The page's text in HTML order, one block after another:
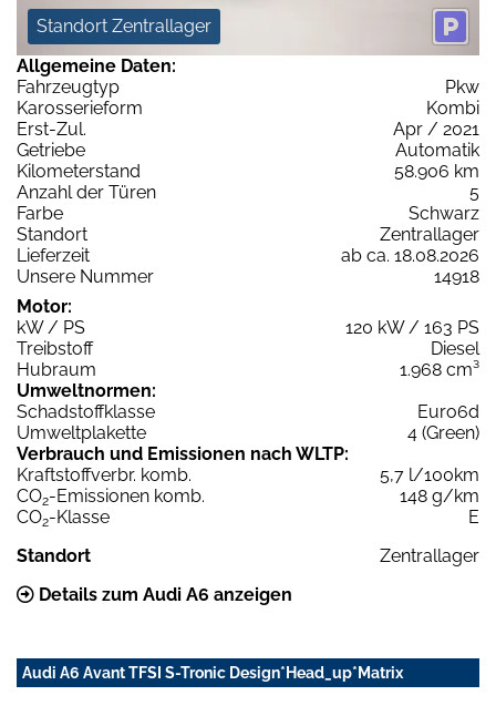
Standort Zentrallager
Allgemeine Daten:
Fahrzeugtyp
Pkw
Karosserieform
Kombi
Erst-Zul.
Apr / 2021
Getriebe
Automatik
Kilometerstand
58.906 km
Anzahl der Türen
5
Farbe
Schwarz
Standort
Zentrallager
Lieferzeit
ab ca. 18.08.2026
Unsere Nummer
14918
Motor:
kW / PS
120 kW / 163 PS
Treibstoff
Diesel
Hubraum
1.968 cm³
Umweltnormen:
Schadstoffklasse
Euro6d
Umweltplakette
4 (Green)
Verbrauch und Emissionen nach WLTP:
Kraftstoffverbr. komb.
5,7 l/100km
CO2-Emissionen komb.
148 g/km
CO2-Klasse
E
Standort
Zentrallager
Details zum Audi A6 anzeigen
Audi A6 Avant TFSI S-Tronic Design*Head_up*Matrix